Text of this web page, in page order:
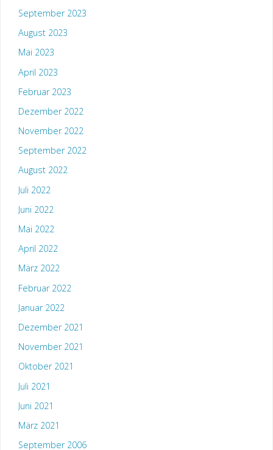
September 2023
August 2023
Mai 2023
April 2023
Februar 2023
Dezember 2022
November 2022
September 2022
August 2022
Juli 2022
Juni 2022
Mai 2022
April 2022
März 2022
Februar 2022
Januar 2022
Dezember 2021
November 2021
Oktober 2021
Juli 2021
Juni 2021
März 2021
September 2006